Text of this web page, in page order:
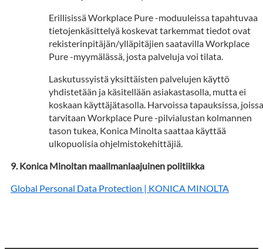
Erillisissä Workplace Pure -moduuleissa tapahtuvaa
tietojenkäsittelyä koskevat tarkemmat tiedot ovat
rekisterinpitäjän/ylläpitäjien saatavilla Workplace
Pure -myymälässä, josta palveluja voi tilata.
Laskutussyistä yksittäisten palvelujen käyttö
yhdistetään ja käsitellään asiakastasolla, mutta ei
koskaan käyttäjätasolla. Harvoissa tapauksissa, joissa
tarvitaan Workplace Pure -pilvialustan kolmannen
tason tukea, Konica Minolta saattaa käyttää
ulkopuolisia ohjelmistokehittäjiä.
Konica Minoltan maailmanlaajuinen politiikka
Global Personal Data Protection | KONICA MINOLTA